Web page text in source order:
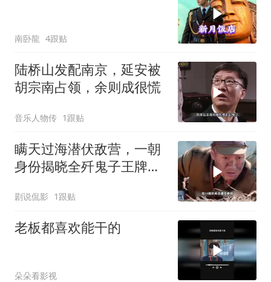
南卧龍 4跟贴
陆桥山发配南京，延安被
胡宗南占领，余则成很慌
音乐人物传 1跟贴
瞒天过海潜伏敌营，一朝
身份揭晓全歼鬼子王牌部
剧说侃影 1跟贴
老板都喜欢能干的
朵朵看影视